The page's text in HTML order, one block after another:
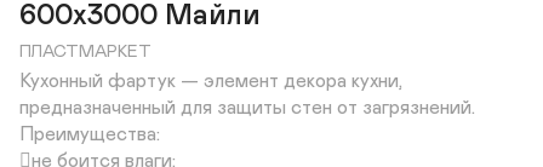
600х3000 Майли
ПЛАСТМАРКЕТ
Кухонный фартук — элемент декора кухни,
предназначенный для защиты стен от загрязнений.
Преимущества:
не боится влаги;